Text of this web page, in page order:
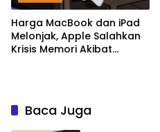
Harga MacBook dan iPad
Melonjak, Apple Salahkan
Krisis Memori Akibat
Baca Juga